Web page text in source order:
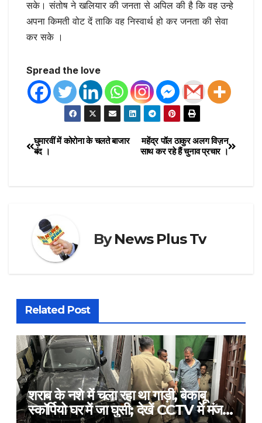
सके। संतोष ने खलियार की जनता से अपिल की है कि वह उन्हे
अपना किमती वोट दें ताकि वह निस्वार्थ हो कर जनता की सेवा
कर सके ।
Spread the love
महेंद्र पॉल ठाकुर अलग विज़न
साथ कर रहे हैं चुनाव प्रचार ।
घुमारवीं में कोरोना के चलते बाजार
बंद ।
ByNews Plus Tv
Related Post
शराब के नशे में चला रहा था गाड़ी, बेकाबू
स्कॉर्पियो घर में जा घुसी; देखें CCTV में मंजर​